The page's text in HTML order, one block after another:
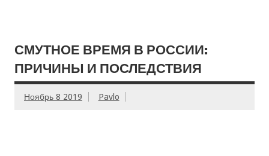
СМУТНОЕ ВРЕМЯ В РОССИИ:
ПРИЧИНЫ И ПОСЛЕДСТВИЯ
Ноябрь 8 2019 Pavlo